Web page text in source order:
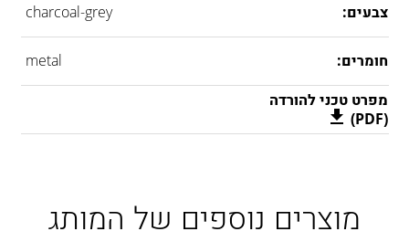
צבעים: charcoal-grey
חומרים:
metal
מפרט טכני להורדה
(PDF)
מוצרים נוספים של המותג